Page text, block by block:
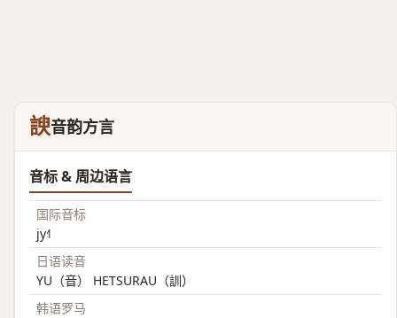
諛音韵方言
音标 & 周边语言
国际音标
jy˧˥
日语读音
YU（音） HETSURAU（訓）
韩语罗马